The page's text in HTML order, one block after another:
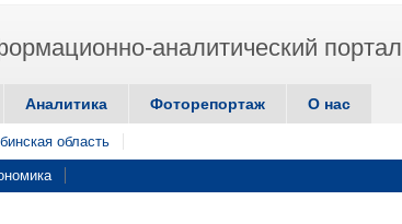
аналитический портал
Аналитика Фоторепортаж О нас
область